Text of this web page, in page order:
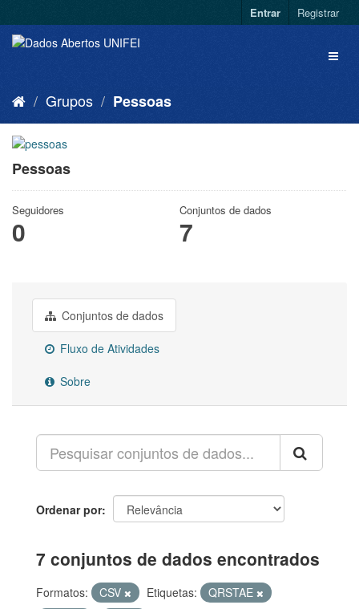
Entrar Registrar
Grupos Pessoas
Pessoas
Seguidores
0
Conjuntos de dados
7
Conjuntos de dados
Fluxo de Atividades
Sobre
Ordenar por
7 conjuntos de dados encontrados
Formatos: CSV Etiquetas:
QRSTAE